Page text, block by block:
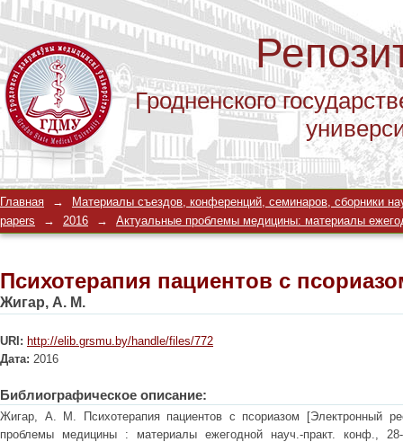
Гродненского
Психотерапия пациентов с
Главная →
Материалы съездов, конференций, семинаров, сборники
papers
→ 2016 → Актуальные проблемы медицины: материалы
Психотерапия пациентов с
Жигар, А. М.
URI: http://elib.grsmu.by/handle/files/772
Дата: 2016
Библиографическое описание:
Жигар, А. М. Психотерапия пациентов с псориазом [Электронный
проблемы медицины : материалы ежегодной науч.-практ. конф.,